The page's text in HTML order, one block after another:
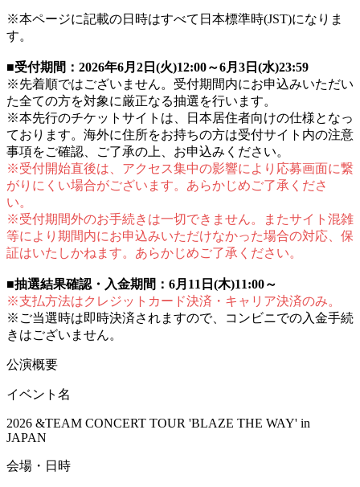
※本ページに記載の日時はすべて日本標準時(JST)になりま
す。
■受付期間：2026年6月2日(火)12:00～6月3日(水)23:59
※先着順ではございません。受付期間内にお申込みいただい
た全ての方を対象に厳正なる抽選を行います。
※本先行のチケットサイトは、日本居住者向けの仕様となっ
ております。海外に住所をお持ちの方は受付サイト内の注意
事項をご確認、ご了承の上、お申込みください。
※受付開始直後は、アクセス集中の影響により応募画面に繋
がりにくい場合がございます。あらかじめご了承くださ
い。
※受付期間外のお手続きは一切できません。またサイト混雑
等により期間内にお申込みいただけなかった場合の対応、保
証はいたしかねます。あらかじめご了承ください。
■抽選結果確認・入金期間：6月11日(木)11:00～
※支払方法はクレジットカード決済・キャリア決済のみ。
※ご当選時は即時決済されますので、コンビニでの入金手続
きはございません。
公演概要
イベント名
2026 &TEAM CONCERT TOUR 'BLAZE THE WAY' in
JAPAN
会場・日時